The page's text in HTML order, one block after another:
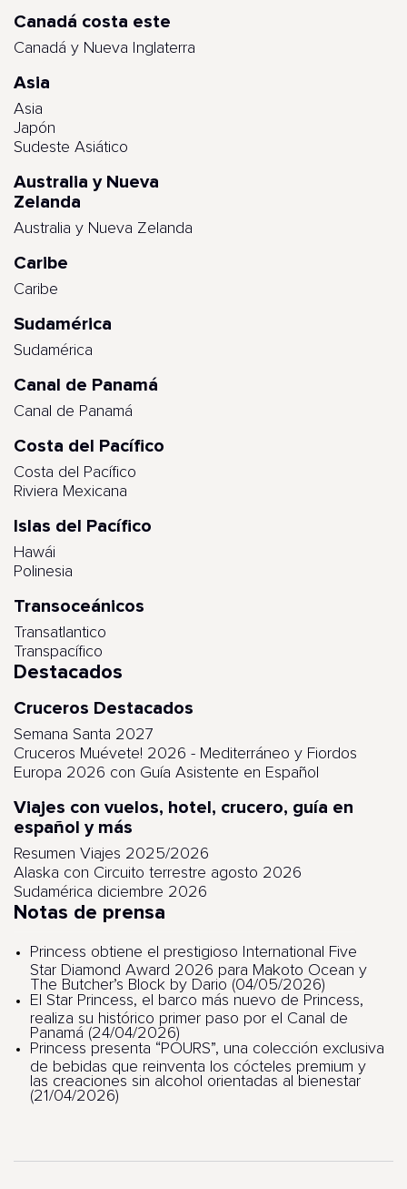
Canadá costa este
Canadá y Nueva Inglaterra
Asia
Asia
Japón
Sudeste Asiático
Australia y Nueva
Zelanda
Australia y Nueva Zelanda
Caribe
Caribe
Sudamérica
Sudamérica
Canal de Panamá
Canal de Panamá
Costa del Pacífico
Costa del Pacífico
Riviera Mexicana
Islas del Pacífico
Hawái
Polinesia
Transoceánicos
Transatlantico
Transpacífico
Destacados
Cruceros Destacados
Semana Santa 2027
Cruceros Muévete! 2026 - Mediterráneo y Fiordos
Europa 2026 con Guía Asistente en Español
Viajes con vuelos, hotel, crucero, guía en
español y más
Resumen Viajes 2025/2026
Alaska con Circuito terrestre agosto 2026
Sudamérica diciembre 2026
Notas de prensa
Princess obtiene el prestigioso International Five
Star Diamond Award 2026 para Makoto Ocean y
The Butcher’s Block by Dario (04/05/2026)
El Star Princess, el barco más nuevo de Princess,
realiza su histórico primer paso por el Canal de
Panamá (24/04/2026)
Princess presenta “POURS”, una colección exclusiva
de bebidas que reinventa los cócteles premium y
las creaciones sin alcohol orientadas al bienestar
(21/04/2026)